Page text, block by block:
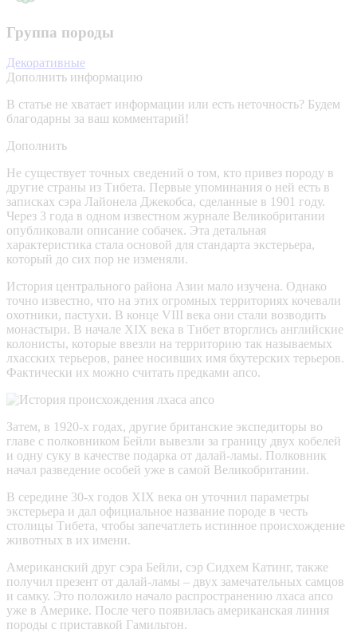
Группа породы
Декоративные
Дополнить информацию
В статье не хватает информации или есть неточность? Будем
благодарны за ваш комментарий!
Дополнить
Не существует точных сведений о том, кто привез породу в
другие страны из Тибета. Первые упоминания о ней есть в
записках сэра Лайонела Джекобса, сделанные в 1901 году.
Через 3 года в одном известном журнале Великобритании
опубликовали описание собачек. Эта детальная
характеристика стала основой для стандарта экстерьера,
который до сих пор не изменяли.
История центрального района Азии мало изучена. Однако
точно известно, что на этих огромных территориях кочевали
охотники, пастухи. В конце VIII века они стали возводить
монастыри. В начале XIX века в Тибет вторглись английские
колонисты, которые ввезли на территорию так называемых
лхасских терьеров, ранее носивших имя бхутерских терьеров.
Фактически их можно считать предками апсо.
Затем, в 1920-х годах, другие британские экспедиторы во
главе с полковником Бейли вывезли за границу двух кобелей
и одну суку в качестве подарка от далай-ламы. Полковник
начал разведение особей уже в самой Великобритании.
В середине 30-х годов XIX века он уточнил параметры
экстерьера и дал официальное название породе в честь
столицы Тибета, чтобы запечатлеть истинное происхождение
животных в их имени.
Американский друг сэра Бейли, сэр Сидхем Катинг, также
получил презент от далай-ламы – двух замечательных самцов
и самку. Это положило начало распространению лхаса апсо
уже в Америке. После чего появилась американская линия
породы с приставкой Гамильтон.